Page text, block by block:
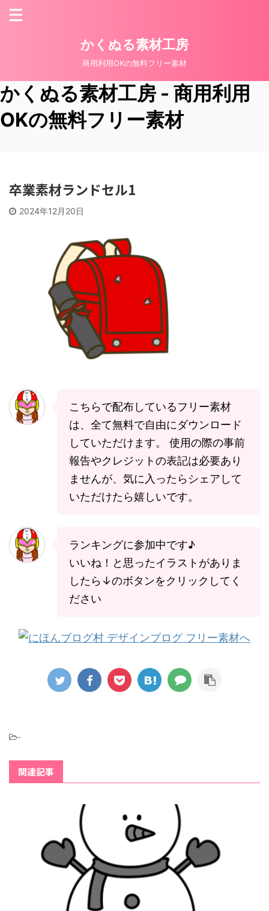
かくぬる素材工房
商用利用OKの無料フリー素材
かくぬる素材工房 - 商用利用
OKの無料フリー素材
卒業素材ランドセル1
2024年12月20日
こちらで配布しているフリー素材
は、全て無料で自由にダウンロード
していただけます。 使用の際の事前
報告やクレジットの表記は必要あり
ませんが、気に入ったらシェアして
いただけたら嬉しいです。
ランキングに参加中です♪
いいね！と思ったイラストがありま
したら↓のボタンをクリックしてく
ださい
-
関連記事